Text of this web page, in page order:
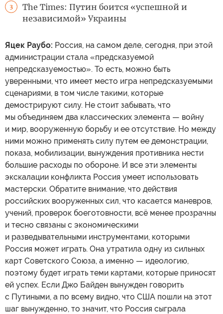
3
The Times: Путин боится «успешной и
независимой» Украины
Яцек Раубо: Россия, на самом деле, сегодня, при этой
администрации стала «предсказуемой
непредсказуемостью». То есть, можно быть
уверенными, что имеет место игра непредсказуемыми
сценариями, в том числе такими, которые
демострируют силу. Не стоит забывать, что
мы объединяем два классических элемента — войну
и мир, вооруженную борьбу и ее отсутствие. Но между
ними можно применять силу путем ее демонстрации,
показа, мобилизации, вынуждения противника нести
большие расходы по обороне. И все эти элементы
экскалации конфликта Россия умеет использовать
мастерски. Обратите внимание, что действия
российских вооруженных сил, что касается маневров,
учений, проверок боеготовности, всё менее прозрачны
и тесно связаны с экономическими
и разведывательными инструментами, которыми
Россия может играть. Она утратила одну из сильных
карт Советского Союза, а именно — идеологию,
поэтому будет играть теми картами, которые приносят
ей успех. Если Джо Байден вынужден говорить
с Путиными, а по всему видно, что США пошли на этот
шаг вынужденно, то значит, что Россия сыграла